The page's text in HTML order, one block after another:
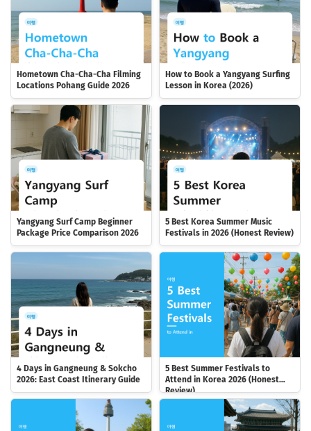
Hometown Cha-Cha-Cha Filming
Locations Pohang Guide 2026
How to Book a Yangyang Surfing
Lesson in Korea (2026)
Yangyang Surf Camp Beginner
Package Price Comparison 2026
5 Best Korea Summer Music
Festivals in 2026 (Honest Review)
4 Days in Gangneung & Sokcho
2026: East Coast Itinerary Guide
5 Best Summer Festivals to
Attend in Korea 2026 (Honest
Review)